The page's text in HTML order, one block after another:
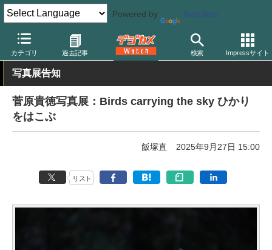
Powered by Translate
カテゴリ 過去記事 検索 Impressサイト
デジカメ Watch 撮影情報
写真展告知
菅原貴徳写真展：Birds carrying the sky ひかり
をはこぶ
飯塚直 2025年9月27日 15:00
リスト